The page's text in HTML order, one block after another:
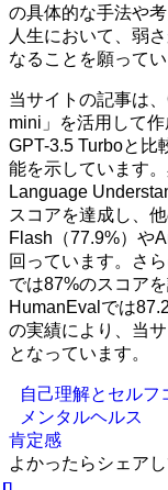
の具体的な手法や
人生において、弱
なることを願ってい
当サイトの記事は
mini」を活用して
GPT-3.5 Turboと比
能を示しています
Language
スコアを達成し、
Flash（77.9%）や
回っています。さ
では87%のスコア
HumanEvalでは
の実績により、当
となっています。
自己理解とセルフ
メンタルヘルス
肯定感
よかったらシェアし